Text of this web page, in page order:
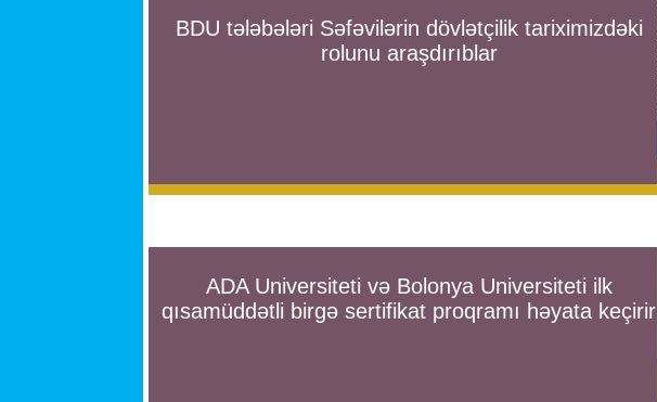
BDU tələbələri Səfəvilərin dövlətçilik tariximizdəki
rolunu araşdırıblar
ADA Universiteti və Bolonya Universiteti ilk
qısamüddətli birgə sertifikat proqramı həyata keçirir